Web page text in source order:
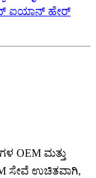
ಐಯಾನ್ ಹೇರ್
OEM ಮತ್ತು
ಸೇವೆ ಉಚಿತವಾಗಿ,